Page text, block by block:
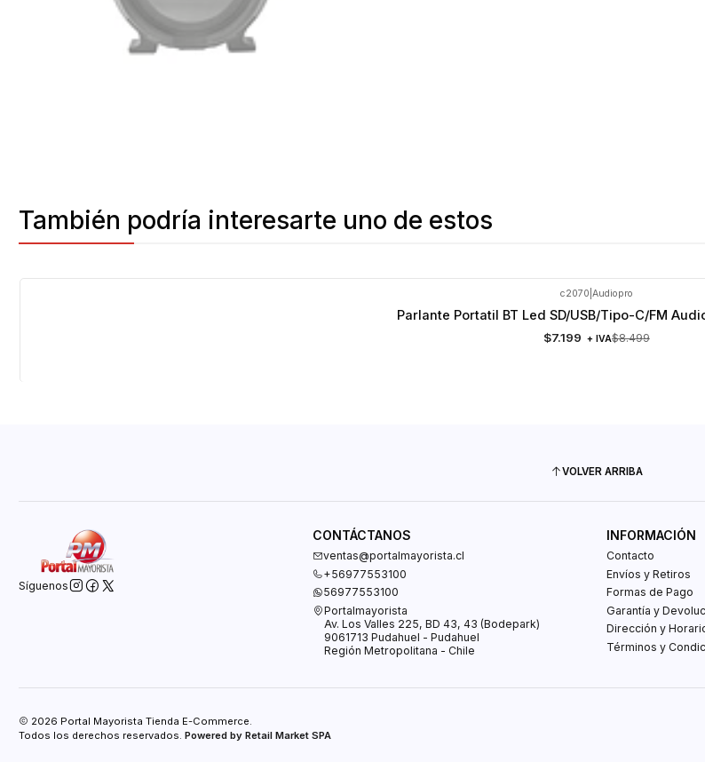
También podría interesarte uno de estos
c2070 Audiopro
Parlante Portatil BT Led SD/USB/Tipo-C/FM
$7.199 + IVA$8.499
VOLVER ARRIBA
Síguenos
CONTÁCTANOS
ventas@portalmayorista.cl
+56977553100
56977553100
Portalmayorista
Av. Los Valles 225, BD 43, 43 (Bodepark)
9061713 Pudahuel - Pudahuel
Región Metropolitana - Chile
INFORMACIÓN
Contacto
Envíos y Retiros
Formas de Pago
Garantía y
Dirección y
Términos y
2026 Portal Mayorista Tienda E-Commerce.
Todos los derechos reservados. Powered by Retail Market SPA